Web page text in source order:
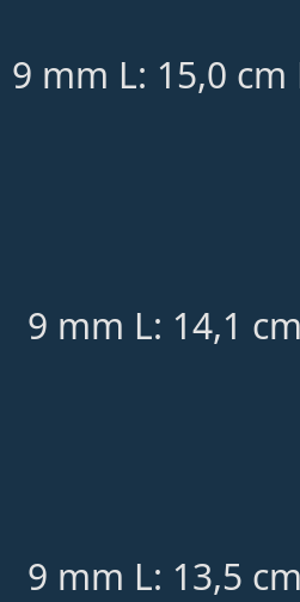
9 mm L: 15,0
9 mm L: 14,1
9 mm L: 13,5